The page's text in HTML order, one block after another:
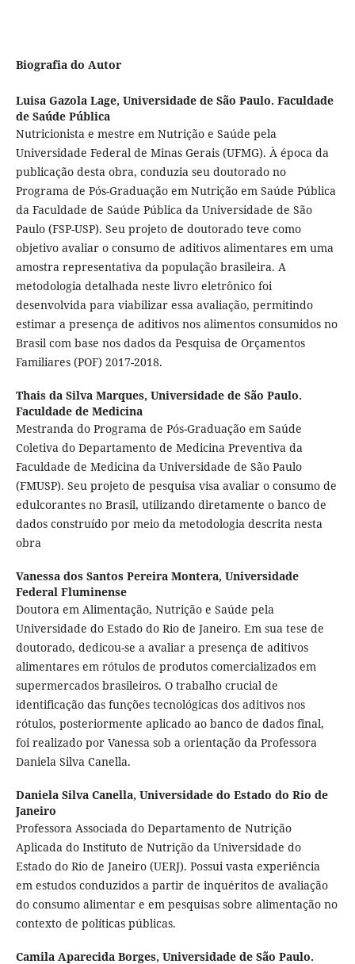
Biografia do Autor
Luisa Gazola Lage, Universidade de São Paulo. Faculdade
de Saúde Pública
Nutricionista e mestre em Nutrição e Saúde pela
Universidade Federal de Minas Gerais (UFMG). À época da
publicação desta obra, conduzia seu doutorado no
Programa de Pós-Graduação em Nutrição em Saúde Pública
da Faculdade de Saúde Pública da Universidade de São
Paulo (FSP-USP). Seu projeto de doutorado teve como
objetivo avaliar o consumo de aditivos alimentares em uma
amostra representativa da população brasileira. A
metodologia detalhada neste livro eletrônico foi
desenvolvida para viabilizar essa avaliação, permitindo
estimar a presença de aditivos nos alimentos consumidos no
Brasil com base nos dados da Pesquisa de Orçamentos
Familiares (POF) 2017-2018.
Thais da Silva Marques, Universidade de São Paulo.
Faculdade de Medicina
Mestranda do Programa de Pós-Graduação em Saúde
Coletiva do Departamento de Medicina Preventiva da
Faculdade de Medicina da Universidade de São Paulo
(FMUSP). Seu projeto de pesquisa visa avaliar o consumo de
edulcorantes no Brasil, utilizando diretamente o banco de
dados construído por meio da metodologia descrita nesta
obra
Vanessa dos Santos Pereira Montera, Universidade
Federal Fluminense
Doutora em Alimentação, Nutrição e Saúde pela
Universidade do Estado do Rio de Janeiro. Em sua tese de
doutorado, dedicou-se a avaliar a presença de aditivos
alimentares em rótulos de produtos comercializados em
supermercados brasileiros. O trabalho crucial de
identificação das funções tecnológicas dos aditivos nos
rótulos, posteriormente aplicado ao banco de dados final,
foi realizado por Vanessa sob a orientação da Professora
Daniela Silva Canella.
Daniela Silva Canella, Universidade do Estado do Rio de
Janeiro
Professora Associada do Departamento de Nutrição
Aplicada do Instituto de Nutrição da Universidade do
Estado do Rio de Janeiro (UERJ). Possui vasta experiência
em estudos conduzidos a partir de inquéritos de avaliação
do consumo alimentar e em pesquisas sobre alimentação no
contexto de políticas públicas.
Camila Aparecida Borges, Universidade de São Paulo.